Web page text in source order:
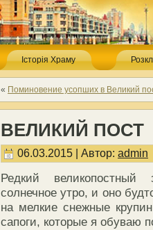
Історія Храму
« Поминовение усопших в Великий
ВЕЛИКИЙ ПОСТ
06.03.2015 | Автор: admin
Редкий великопостный
солнечное утро, и оно
на мелкие снежные
сапоги, которые я обуваю